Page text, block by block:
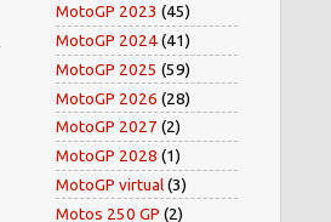
MotoGP 2023 (45)
MotoGP 2024(41)
MotoGP 2025 (59)
MotoGP 2026 (28)
MotoGP 2027 (2)
MotoGP 2028 (1)
MotoGP virtual(3)
Motos 250 GP (2)